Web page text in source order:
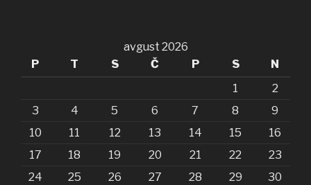
avgust 2026
P
T S Č P S N
1
2
3
4 5 6 7 8
9
10
11 12 13 14 15
16
17
18 19 20 21 22
23
24
25 26 27 28 29
30